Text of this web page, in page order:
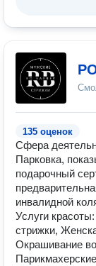
135 оценок
Сфера
Парковка,
подарочный
инвалидной
Услуги
стрижки,
Окрашивание